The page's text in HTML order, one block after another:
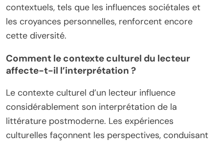
contextuels, tels que les influences sociétales et
les croyances personnelles, renforcent encore
cette diversité.
Comment le contexte culturel du lecteur
affecte-t-il l’interprétation ?
Le contexte culturel d’un lecteur influence
considérablement son interprétation de la
littérature postmoderne. Les expériences
culturelles façonnent les perspectives, conduisant